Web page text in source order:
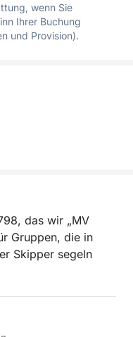
wenn Sie
Ihrer Buchung
und Provision).
das wir „MV
Gruppen, die in
Skipper segeln
jedoch